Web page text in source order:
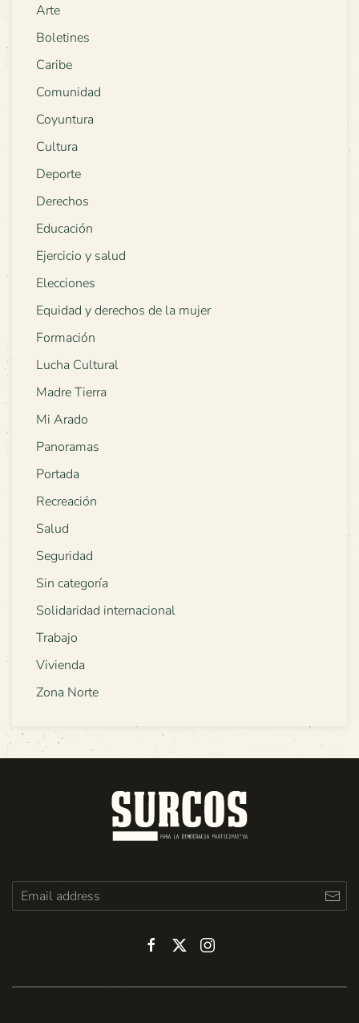
Arte
Boletines
Caribe
Comunidad
Coyuntura
Cultura
Deporte
Derechos
Educación
Ejercicio y salud
Elecciones
Equidad y derechos de la mujer
Formación
Lucha Cultural
Madre Tierra
Mi Arado
Panoramas
Portada
Recreación
Salud
Seguridad
Sin categoría
Solidaridad internacional
Trabajo
Vivienda
Zona Norte